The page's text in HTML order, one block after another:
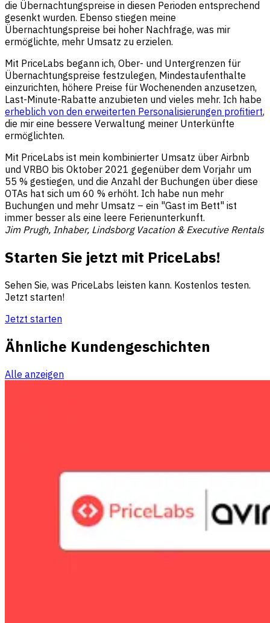
die Übernachtungspreise in diesen Perioden entsprechend
gesenkt wurden. Ebenso stiegen meine
Übernachtungspreise bei hoher Nachfrage, was mir
ermöglichte, mehr Umsatz zu erzielen.
Mit PriceLabs begann ich, Ober- und Untergrenzen für
Übernachtungspreise festzulegen, Mindestaufenthalte
einzurichten, höhere Preise für Wochenenden anzusetzen,
Last-Minute-Rabatte anzubieten und vieles mehr. Ich habe
erheblich von den erweiterten Personalisierungen profitiert,
die mir eine bessere Verwaltung meiner Unterkünfte
ermöglichten.
Mit PriceLabs ist mein kombinierter Umsatz über Airbnb
und VRBO bis Oktober 2021 gegenüber dem Vorjahr um
55 % gestiegen, und die Anzahl der Buchungen über diese
OTAs hat sich um 60 % erhöht. Ich habe nun mehr
Buchungen und mehr Umsatz – ein "Gast im Bett" ist
immer besser als eine leere Ferienunterkunft.
Jim Prugh, Inhaber, Lindsborg Vacation & Executive Rentals
Starten Sie jetzt mit PriceLabs!
Sehen Sie, was PriceLabs leisten kann. Kostenlos testen.
Jetzt starten!
Jetzt starten
Ähnliche Kundengeschichten
Alle anzeigen